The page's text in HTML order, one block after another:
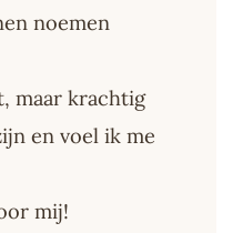
noemen
maar krachtig
en voel ik me
mij!